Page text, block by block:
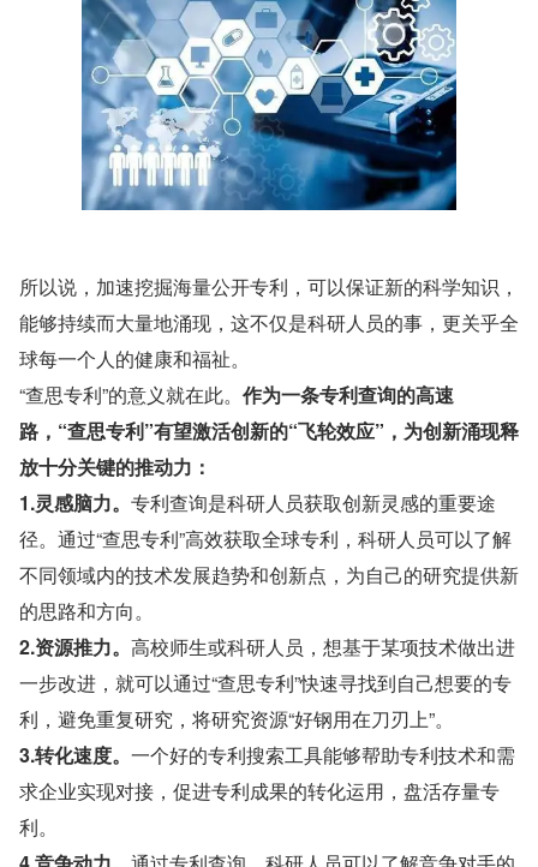
所以说，加速挖掘海量公开专利，可以保证新的科学知识，
能够持续而大量地涌现，这不仅是科研人员的事，更关乎全
球每一个人的健康和福祉。
“查思专利”的意义就在此。 作为一条专利查询的高速
路，“查思专利”有望激活创新的“飞轮效应”，为创新涌现释
放十分关键的推动力：
1.灵感脑力。 专利查询是科研人员获取创新灵感的重要途
径。通过“查思专利”高效获取全球专利，科研人员可以了解
不同领域内的技术发展趋势和创新点，为自己的研究提供新
的思路和方向。
2.资源推力。 高校师生或科研人员，想基于某项技术做出进
一步改进，就可以通过“查思专利”快速寻找到自己想要的专
利，避免重复研究，将研究资源“好钢用在刀刃上”。
3.转化速度。 一个好的专利搜索工具能够帮助专利技术和需
求企业实现对接，促进专利成果的转化运用，盘活存量专
利。